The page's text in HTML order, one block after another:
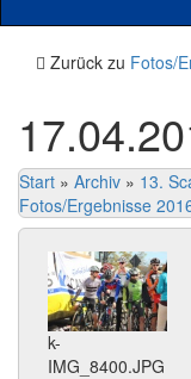
Zurück zu Fotos/
Start » Archiv » 13.
Fotos/Ergebnisse
k-
IMG_8400.JPG